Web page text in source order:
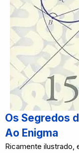
Os Segredos
Ao Enigma
Ricamente ilustrado,